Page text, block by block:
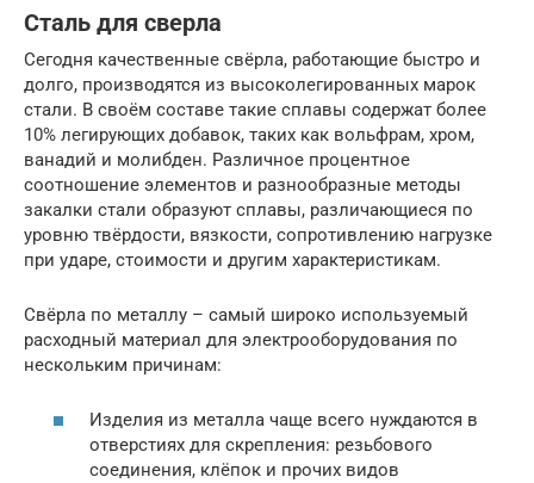
Сталь для сверла
Сегодня качественные свёрла, работающие быстро и
долго, производятся из высоколегированных марок
стали. В своём составе такие сплавы содержат более
10% легирующих добавок, таких как вольфрам, хром,
ванадий и молибден. Различное процентное
соотношение элементов и разнообразные методы
закалки стали образуют сплавы, различающиеся по
уровню твёрдости, вязкости, сопротивлению нагрузке
при ударе, стоимости и другим характеристикам.
Свёрла по металлу – самый широко используемый
расходный материал для электрооборудования по
нескольким причинам:
Изделия из металла чаще всего нуждаются в
отверстиях для скрепления: резьбового
соединения, клёпок и прочих видов